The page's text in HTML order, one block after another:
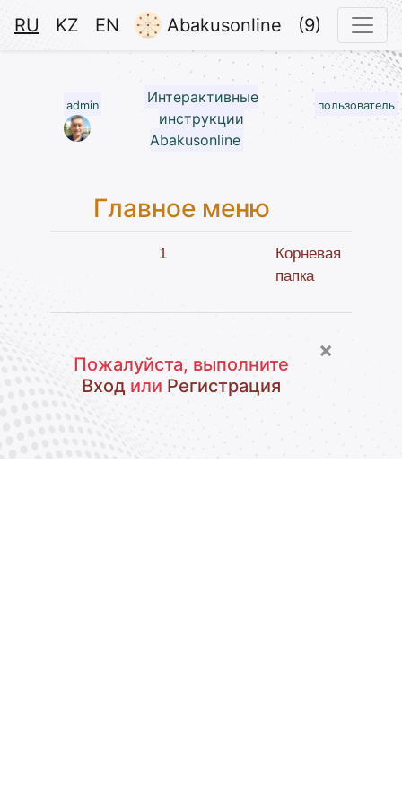
RU KZ EN Abakusonline (9)
admin
Интерактивные
инструкции
Abakusonline
пользователь
Главное меню
1
Корневая
папка
Пожалуйста, выполните
Вход или Регистрация
×